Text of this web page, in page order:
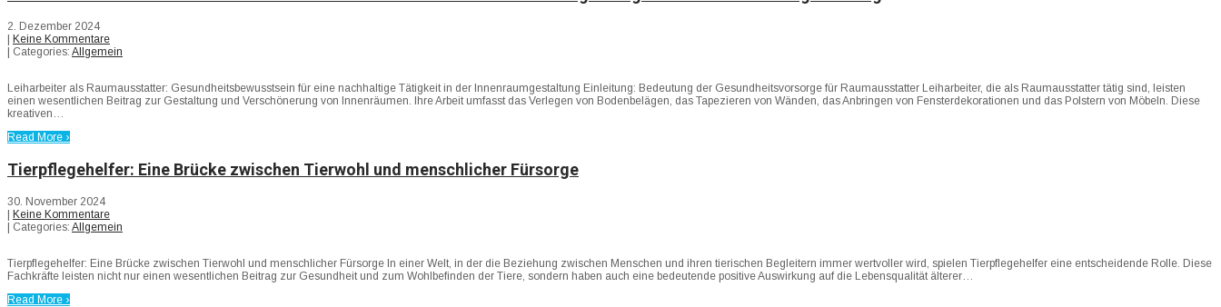
2. Dezember 2024
| Keine Kommentare
| Categories: Allgemein
Leiharbeiter als Raumausstatter: Gesundheitsbewusstsein für eine nachhaltige Tätigkeit in der Innenraumgestaltung Einleitung: Bedeutung der Gesundheitsvorsorge für Raumausstatter Leiharbeiter, die als Raumausstatter tätig sind, leisten
einen wesentlichen Beitrag zur Gestaltung und Verschönerung von Innenräumen. Ihre Arbeit umfasst das Verlegen von Bodenbelägen, das Tapezieren von Wänden, das Anbringen von Fensterdekorationen und das Polstern von Möbeln. Diese
kreativen…
Read More ›
Tierpflegehelfer: Eine Brücke zwischen Tierwohl und menschlicher Fürsorge
30. November 2024
| Keine Kommentare
| Categories: Allgemein
Tierpflegehelfer: Eine Brücke zwischen Tierwohl und menschlicher Fürsorge In einer Welt, in der die Beziehung zwischen Menschen und ihren tierischen Begleitern immer wertvoller wird, spielen Tierpflegehelfer eine entscheidende Rolle. Diese
Fachkräfte leisten nicht nur einen wesentlichen Beitrag zur Gesundheit und zum Wohlbefinden der Tiere, sondern haben auch eine bedeutende positive Auswirkung auf die Lebensqualität älterer…
Read More ›